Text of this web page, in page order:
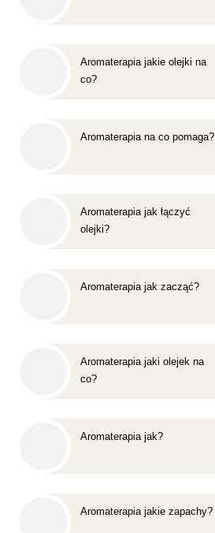
Aromaterapia jakie olejki na
co?
Aromaterapia na co pomaga?
Aromaterapia jak łączyć
olejki?
Aromaterapia jak zacząć?
Aromaterapia jaki olejek na
co?
Aromaterapia jak?
Aromaterapia jakie zapachy?